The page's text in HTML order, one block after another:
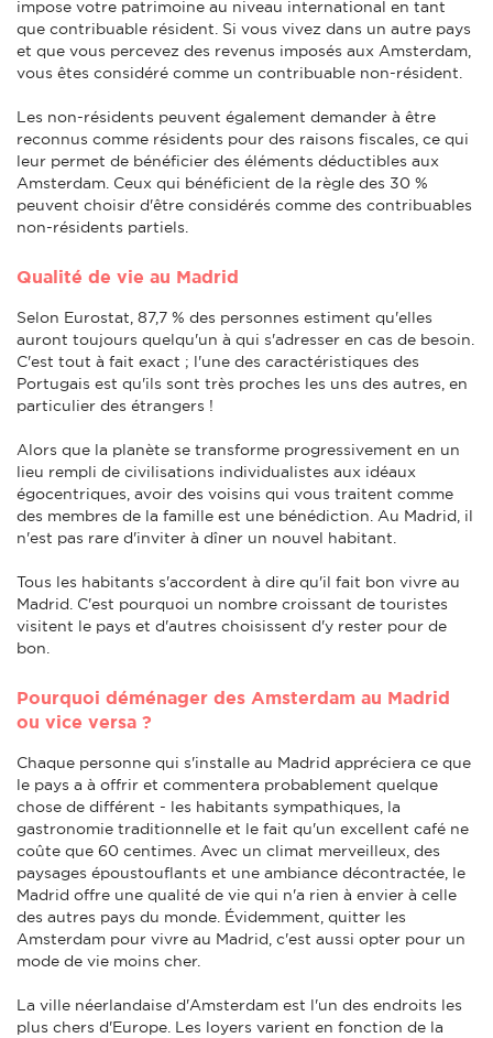
impose votre patrimoine au niveau international en tant
que contribuable résident. Si vous vivez dans un autre pays
et que vous percevez des revenus imposés aux Amsterdam,
vous êtes considéré comme un contribuable non-résident.
Les non-résidents peuvent également demander à être
reconnus comme résidents pour des raisons fiscales, ce qui
leur permet de bénéficier des éléments déductibles aux
Amsterdam. Ceux qui bénéficient de la règle des 30 %
peuvent choisir d'être considérés comme des contribuables
non-résidents partiels.
Qualité de vie au Madrid
Selon Eurostat, 87,7 % des personnes estiment qu'elles
auront toujours quelqu'un à qui s'adresser en cas de besoin.
C'est tout à fait exact ; l'une des caractéristiques des
Portugais est qu'ils sont très proches les uns des autres, en
particulier des étrangers !
Alors que la planète se transforme progressivement en un
lieu rempli de civilisations individualistes aux idéaux
égocentriques, avoir des voisins qui vous traitent comme
des membres de la famille est une bénédiction. Au Madrid, il
n'est pas rare d'inviter à dîner un nouvel habitant.
Tous les habitants s'accordent à dire qu'il fait bon vivre au
Madrid. C'est pourquoi un nombre croissant de touristes
visitent le pays et d'autres choisissent d'y rester pour de
bon.
Pourquoi déménager des Amsterdam au Madrid
ou vice versa ?
Chaque personne qui s'installe au Madrid appréciera ce que
le pays a à offrir et commentera probablement quelque
chose de différent - les habitants sympathiques, la
gastronomie traditionnelle et le fait qu'un excellent café ne
coûte que 60 centimes. Avec un climat merveilleux, des
paysages époustouflants et une ambiance décontractée, le
Madrid offre une qualité de vie qui n'a rien à envier à celle
des autres pays du monde. Évidemment, quitter les
Amsterdam pour vivre au Madrid, c'est aussi opter pour un
mode de vie moins cher.
La ville néerlandaise d'Amsterdam est l'un des endroits les
plus chers d'Europe. Les loyers varient en fonction de la